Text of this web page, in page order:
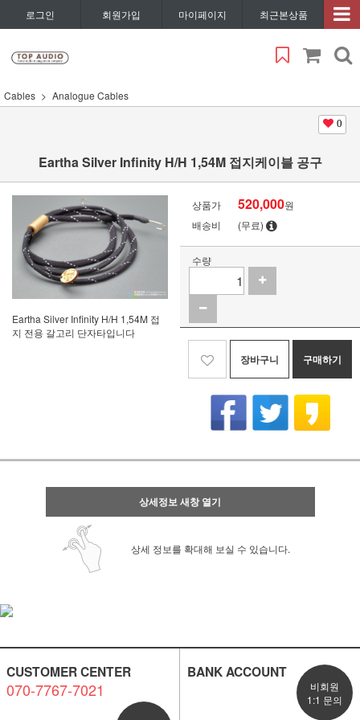
로그인 회원가입 마이페이지 최근본상품
Cables Analogue Cables
0
Eartha Silver Infinity H/H 1,54M 접지케이블 공구
Eartha Silver Infinity H/H 1,54M 접
지 전용 갈고리 단자타입니다
상품가 520,000원
배송비
(무료)
수량
장바구니 구매하기
상세정보 새창 열기
상세 정보를 확대해 보실 수 있습니다.
CUSTOMER CENTER
070-7767-7021
BANK ACCOUNT
비회원
1:1 문의